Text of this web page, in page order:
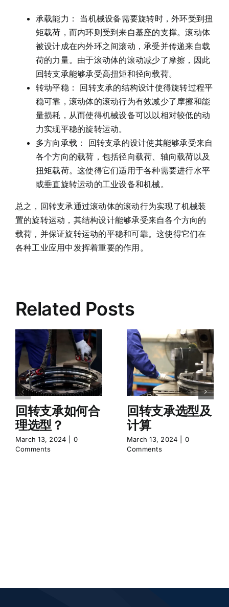
承载能力： 当机械设备需要旋转时，外环受到扭
矩载荷，而内环则受到来自基座的支撑。滚动体
被设计成在内外环之间滚动，承受并传递来自载
荷的力量。由于滚动体的滚动减少了摩擦，因此
回转支承能够承受高扭矩和径向载荷。
转动平稳： 回转支承的结构设计使得旋转过程平
稳可靠，滚动体的滚动行为有效减少了摩擦和能
量损耗，从而使得机械设备可以以相对较低的动
力实现平稳的旋转运动。
多方向承载： 回转支承的设计使其能够承受来自
各个方向的载荷，包括径向载荷、轴向载荷以及
扭矩载荷。这使得它们适用于各种需要进行水平
或垂直旋转运动的工业设备和机械。
总之，回转支承通过滚动体的滚动行为实现了机械装
置的旋转运动，其结构设计能够承受来自各个方向的
载荷，并保证旋转运动的平稳和可靠。这使得它们在
各种工业应用中发挥着重要的作用。
Related Posts
回转支承如何合
理选型？
March 13, 2024
0
Comments
回转支承选型及
计算
March 13, 2024
0
Comments